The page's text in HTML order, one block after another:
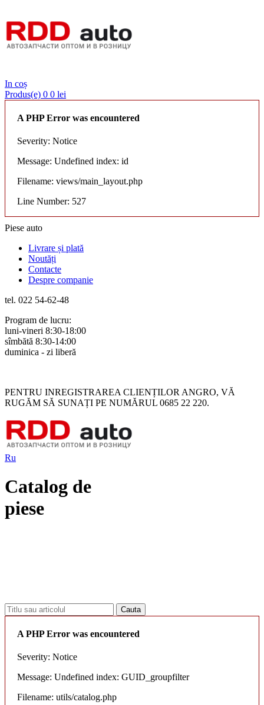
In coș
Produs(e) 0 0 lei
A PHP Error was encountered
Severity: Notice
Message: Undefined index: id
Filename: views/main_layout.php
Line Number: 527
Piese auto
Livrare și plată
Noutăți
Contacte
Despre companie
tel. 022 54-62-48
Program de lucru:
luni-vineri 8:30-18:00
sîmbătă 8:30-14:00
duminica - zi liberă
PENTRU INREGISTRAREA CLIENȚILOR ANGRO, VĂ
RUGĂM SĂ SUNAȚI PE NUMĂRUL 0685 22 220.
Ru
Catalog de
piese
A PHP Error was encountered
Severity: Notice
Message: Undefined index: GUID_groupfilter
Filename: utils/catalog.php